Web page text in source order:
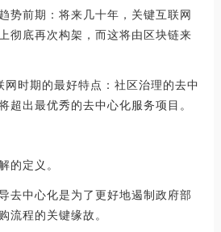
势前期：将来几十年，关键互联网
彻底再次构架，而这将由区块链来
网时期的最好特点：社区治理的去中
超出最优秀的去中心化服务项目。
的定义。
去中心化是为了更好地遏制政府部
流程的关键缘故。